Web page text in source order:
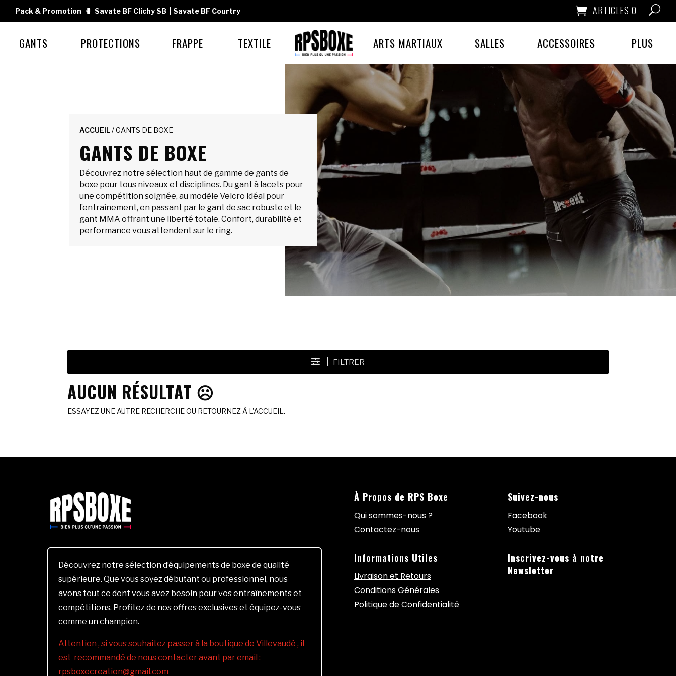
Pack & Promotion 🥊 Savate BF Clichy SB Savate BF Courtry ARTICLES 0
GANTS PROTECTIONS FRAPPE TEXTILE ARTS MARTIAUX SALLES ACCESSOIRES PLUS
ACCUEIL/ GANTS DE BOXE
GANTS DE BOXE
Découvrez notre sélection haut de gamme de gants de
boxe pour tous niveaux et disciplines. Du gant à lacets pour
une compétition soignée, au modèle Velcro idéal pour
l’entraînement, en passant par le gant de sac robuste et le
gant MMA offrant une liberté totale. Confort, durabilité et
performance vous attendent sur le ring.
FILTRER
AUCUN RÉSULTAT ☹️
ESSAYEZ UNE AUTRE RECHERCHE OU RETOURNEZ À L'ACCUEIL.
Découvrez notre sélection d’équipements de boxe de qualité
supérieure. Que vous soyez débutant ou professionnel, nous
avons tout ce dont vous avez besoin pour vos entraînements et
compétitions. Profitez de nos offres exclusives et équipez-vous
comme un champion.
Attention , si vous souhaitez passer à la boutique de Villevaudé , il
est recommandé de nous contacter avant par email :
rpsboxecreation@gmail.com
À Propos de RPS Boxe
Qui sommes-nous ?
Contactez-nous
Informations Utiles
Livraison et Retours
Conditions Générales
Politique de Confidentialité
Suivez-nous
Facebook
Youtube
Inscrivez-vous à notre
Newsletter